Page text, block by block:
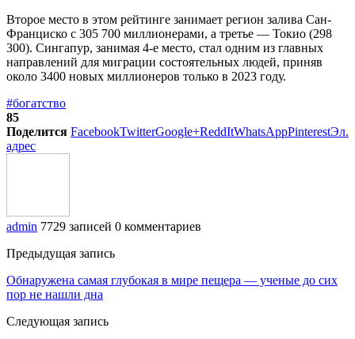
Второе место в этом рейтинге занимает регион залива Сан-
Франциско с 305 700 миллионерами, а третье — Токио (298
300). Сингапур, занимая 4-е место, стал одним из главных
направлений для миграции состоятельных людей, приняв
около 3400 новых миллионеров только в 2023 году.
#богатство
85
Поделится FacebookTwitterGoogle+ReddItWhatsAppPinterestЭл.
адрес
admin 7729 записей 0 комментариев
Предыдущая запись
Обнаружена самая глубокая в мире пещера — ученые до сих
пор не нашли дна
Следующая запись